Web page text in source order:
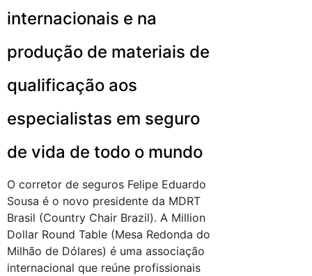
internacionais e na
produção de materiais de
qualificação aos
especialistas em seguro
de vida de todo o mundo
O corretor de seguros Felipe Eduardo
Sousa é o novo presidente da MDRT
Brasil (Country Chair Brazil). A Million
Dollar Round Table (Mesa Redonda do
Milhão de Dólares) é uma associação
internacional que reúne profissionais